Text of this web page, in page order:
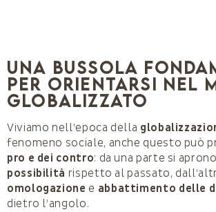
Una bussola
per orientarsi nel
globalizzato
Viviamo nell’epoca della
fenomeno sociale, anche questo può
pro e dei contro: da una parte si aprono
possibilità rispetto al passato,
omologazione e abbattimento delle
dietro l’angolo.